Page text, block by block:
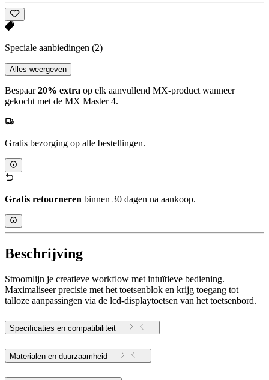
Speciale aanbiedingen (2)
Alles weergeven
Bespaar20% extra op elk aanvullend MX-product wanneer
gekocht met de MX Master 4.
Gratis bezorging op alle bestellingen.
Gratis retourneren binnen 30 dagen na aankoop.
Beschrijving
Stroomlijn je creatieve workflow met intuïtieve bediening.
Maximaliseer precisie met het toetsenblok en krijg toegang tot
talloze aanpassingen via de lcd-displaytoetsen van het toetsenbord.
Specificaties en compatibiliteit
Materialen en duurzaamheid